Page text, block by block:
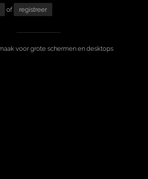
of registreer
voor grote schermen en desktops